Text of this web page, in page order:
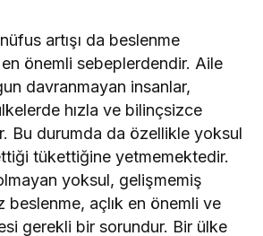
artışı da beslenme
önemli sebeplerdendir. Aile
davranmayan insanlar,
hızla ve bilinçsizce
Bu durumda da özellikle yoksul
tükettiğine yetmemektedir.
yoksul, gelişmemiş
beslenme, açlık en önemli ve
gerekli bir sorundur. Bir ülke